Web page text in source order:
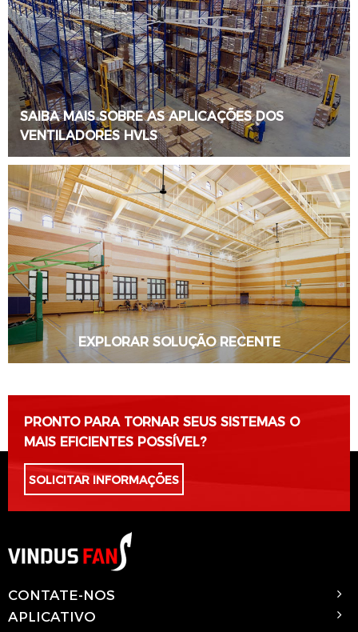
SAIBA MAIS SOBRE AS APLICAÇÕES DOS
VENTILADORES HVLS
SABER MAIS
EXPLORAR SOLUÇÃO RECENTE
SABER MAIS
PRONTO PARA TORNAR SEUS SISTEMAS O
MAIS EFICIENTES POSSÍVEL?
SOLICITAR INFORMAÇÕES
CONTATE-NOS
APLICATIVO